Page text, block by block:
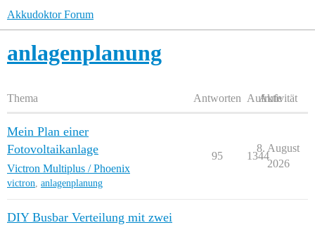
Akkudoktor Forum
anlagenplanung
Thema Antworten Aufrufe
Aktivität
Mein Plan einer
Fotovoltaikanlage
Victron Multiplus / Phoenix
victron, anlagenplanung
95 1344
8. August
2026
DIY Busbar Verteilung mit zwei